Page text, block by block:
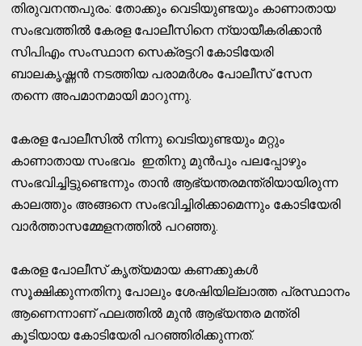
തിരുവനന്തപുരം: തോക്കും വെടിയുണ്ടയും കാണാതായ
സംഭവത്തിൽ കേരള പോലീസിനെ ന്യായീകരിക്കാൻ
സിപിഎം സംസ്ഥാന സെക്രട്ടറി കോടിയേരി
ബാലകൃഷ്ണൻ നടത്തിയ പരാമർശം പോലീസ് സേന
തന്നെ അപമാനമായി മാറുന്നു.
കേരള പോലീസിൽ നിന്നു വെടിയുണ്ടയും മറ്റും
കാണാതായ സംഭവം ഇതിനു മുൻപും പലപ്പോഴും
സംഭവിച്ചിട്ടുണ്ടെന്നും താൻ ആഭ്യന്തരമന്ത്രിയായിരുന്ന
കാലത്തും അങ്ങനെ സംഭവിച്ചിരിക്കാമെന്നും കോടിയേരി
വാർത്താസമ്മേളനത്തിൽ പറഞ്ഞു.
കേരള പോലീസ് കൃത്യമായ കണക്കുകൾ
സൂക്ഷിക്കുന്നതിനു പോലും ശേഷിയില്ലാത്ത പ്രസ്ഥാനം
ആണെന്നാണ് ഫലത്തിൽ മുൻ ആഭ്യന്തര മന്ത്രി
കൂടിയായ കോടിയേരി പറഞ്ഞിരിക്കുന്നത്.